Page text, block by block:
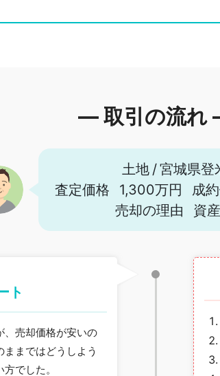
― 取引の流れ
土地 /宮城県登
査定価格
1,300万円 成
売却の理由
資
ト
、売却価格が安いの
まではどうしよう
でした。